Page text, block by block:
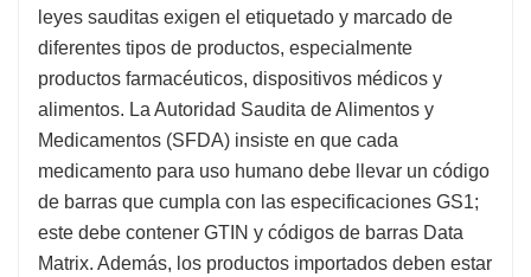
leyes sauditas exigen el etiquetado y marcado de
diferentes tipos de productos, especialmente
productos farmacéuticos, dispositivos médicos y
alimentos. La Autoridad Saudita de Alimentos y
Medicamentos (SFDA) insiste en que cada
medicamento para uso humano debe llevar un código
de barras que cumpla con las especificaciones GS1;
este debe contener GTIN y códigos de barras Data
Matrix. Además, los productos importados deben estar